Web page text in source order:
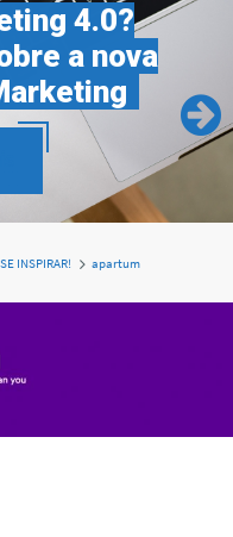
4.0?
a nova
INSPIRAR! apartum